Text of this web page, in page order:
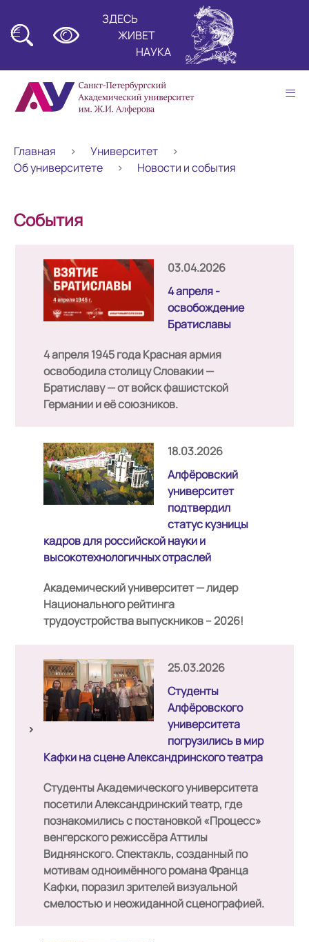
ЗДЕСЬ
ЖИВЕТ
НАУКА
Главная
Университет
Об университете
Новости и события
События
03.04.2026
4 апреля -
освобождение
Братиславы
4 апреля 1945 года Красная армия
освободила столицу Словакии —
Братиславу — от войск фашистской
Германии и её союзников.
18.03.2026
Алфёровский
университет
подтвердил
статус кузницы
кадров для российской науки и
высокотехнологичных отраслей
Академический университет — лидер
Национального рейтинга
трудоустройства выпускников – 2026!
25.03.2026
Студенты
Алфёровского
университета
погрузились в мир
Кафки на сцене Александринского театра
Студенты Академического университета
посетили Александринский театр, где
познакомились с постановкой«Процесс»
венгерского режиссёраАттилы
Виднянского. Спектакль, созданный по
мотивам одноимённого романа Франца
Кафки, поразил зрителей визуальной
смелостью и неожиданной сценографией.
≡
≡